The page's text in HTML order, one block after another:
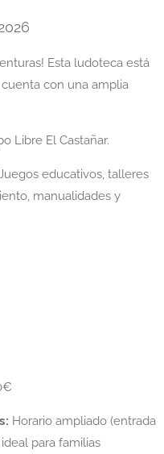
Esta ludoteca está
con una amplia
Libre El Castañar.
educativos, talleres
manualidades y
Horario ampliado (entrada
para familias